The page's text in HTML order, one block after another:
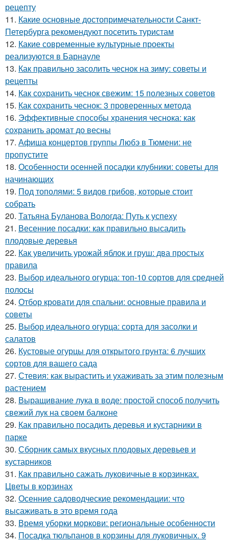
рецепту
11. Какие основные достопримечательности Санкт-
Петербурга рекомендуют посетить туристам
12. Какие современные культурные проекты
реализуются в Барнауле
13. Как правильно засолить чеснок на зиму: советы и
рецепты
14. Как сохранить чеснок свежим: 15 полезных советов
15. Как сохранить чеснок: 3 проверенных метода
16. Эффективные способы хранения чеснока: как
сохранить аромат до весны
17. Афиша концертов группы Любэ в Тюмени: не
пропустите
18. Особенности осенней посадки клубники: советы для
начинающих
19. Под тополями: 5 видов грибов, которые стоит
собрать
20. Татьяна Буланова Вологда: Путь к успеху
21. Весенние посадки: как правильно высадить
плодовые деревья
22. Как увеличить урожай яблок и груш: два простых
правила
23. Выбор идеального огурца: топ-10 сортов для средней
полосы
24. Отбор кровати для спальни: основные правила и
советы
25. Выбор идеального огурца: сорта для засолки и
салатов
26. Кустовые огурцы для открытого грунта: 6 лучших
сортов для вашего сада
27. Стевия: как вырастить и ухаживать за этим полезным
растением
28. Выращивание лука в воде: простой способ получить
свежий лук на своем балконе
29. Как правильно посадить деревья и кустарники в
парке
30. Сборник самых вкусных плодовых деревьев и
кустарников
31. Как правильно сажать луковичные в корзинках.
Цветы в корзинах
32. Осенние садоводческие рекомендации: что
высаживать в это время года
33. Время уборки моркови: региональные особенности
34. Посадка тюльпанов в корзины для луковичных. 9